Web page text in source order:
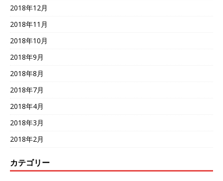
2018年12月
2018年11月
2018年10月
2018年9月
2018年8月
2018年7月
2018年4月
2018年3月
2018年2月
カテゴリー